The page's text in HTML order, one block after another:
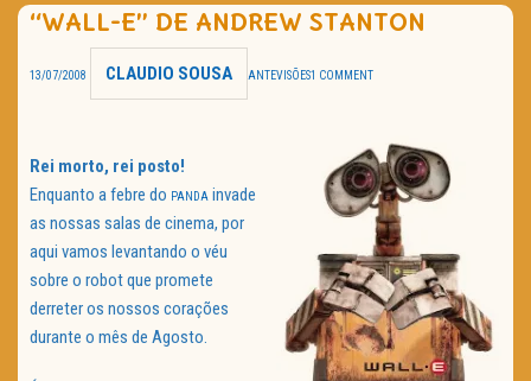
HOME CINEMA
NOTA PESSOAL
Política de Privacidade
“WALL-E” DE ANDREW STANTON
13/07/2008 CLAUDIO SOUSA ANTEVISÕES1 COMMENT
Rei morto, rei posto!
Enquanto a febre do PANDA invade
as nossas salas de cinema, por
aqui vamos levantando o véu
sobre o robot que promete
derreter os nossos corações
durante o mês de Agosto.